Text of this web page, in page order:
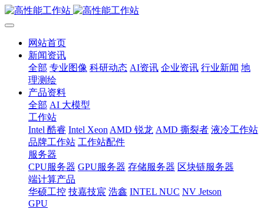
网站首页
新闻资讯
全部 专业图像 科研动态 AI资讯 企业资讯 行业新闻 地
理测绘
产品资料
全部 AI 大模型
工作站
Intel 酷睿 Intel Xeon AMD 锐龙 AMD 撕裂者 液冷工作站
品牌工作站 工作站配件
服务器
CPU服务器 GPU服务器 存储服务器 区块链服务器
端计算产品
华硕工控 技嘉技宸 浩鑫 INTEL NUC NV Jetson
GPU